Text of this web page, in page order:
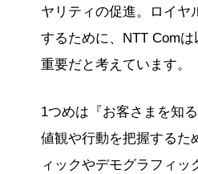
ヤリティの促進。ロイヤ
するために、NTT Com
重要だと考えています。
1つめは『お客さまを知
値観や行動を把握するた
ィックやデモグラフィッ